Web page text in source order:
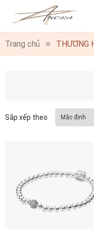
0
Trang chủ THƯƠNG
Sắp xếp theo